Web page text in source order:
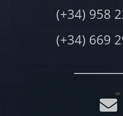
(+34) 958
(+34) 669